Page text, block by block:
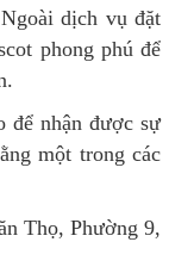
dịch vụ đặt
phong phú để
để nhận được sự
một trong các
Thọ, Phường 9,